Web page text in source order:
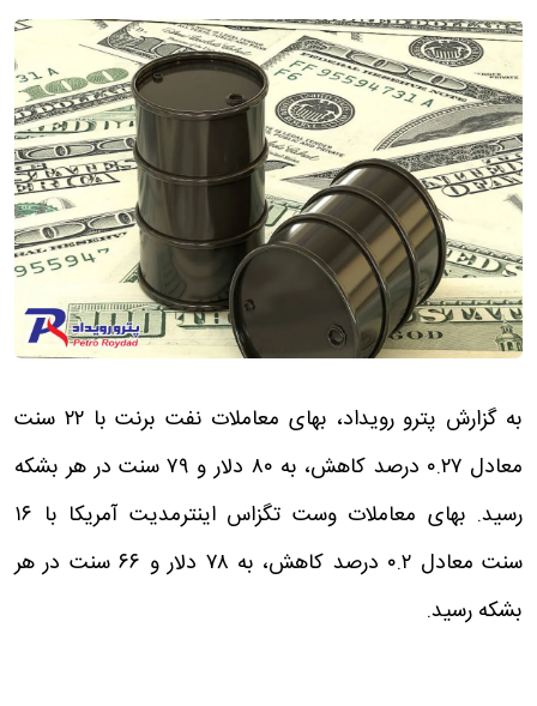
به گزارش پترو رویداد، بهای معاملات نفت برنت با ۲۲ سنت
معادل ۰.۲۷ درصد کاهش، به ۸۰ دلار و ۷۹ سنت در هر بشکه
رسید. بهای معاملات وست تگزاس اینترمدیت آمریکا با ۱۶
سنت معادل ۰.۲ درصد کاهش، به ۷۸ دلار و ۶۶ سنت در هر
بشکه رسید.